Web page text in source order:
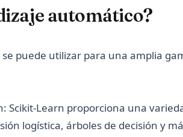
automático?
se puede utilizar para una amplia
Scikit-Learn proporciona una
logística, árboles de decisión y